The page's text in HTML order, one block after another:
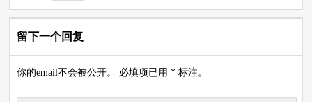
留下一个回复
你的email不会被公开。 必填项已用 * 标注。